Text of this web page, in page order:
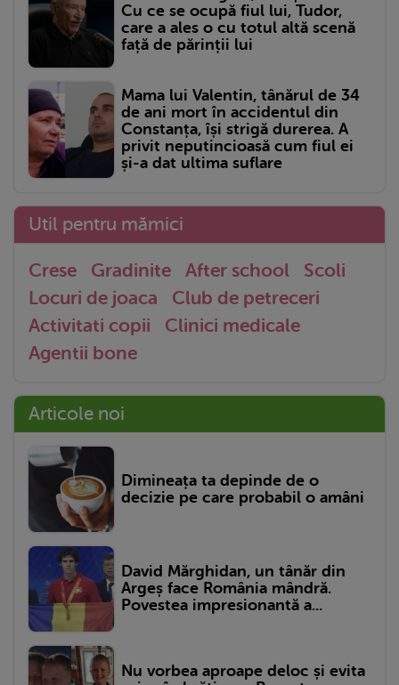
Cu ce se ocupă fiul lui, Tudor,
care a ales o cu totul altă scenă
față de părinții lui
Mama lui Valentin, tânărul de 34
de ani mort în accidentul din
Constanța, își strigă durerea. A
privit neputincioasă cum fiul ei
și-a dat ultima suflare
Util pentru mămici
Crese Gradinite After school
Scoli
Locuri de joaca
Club de petreceri
Activitati copii
Clinici medicale
Agentii bone
Articole noi
Dimineața ta depinde de o
decizie pe care probabil o amâni
David Mărghidan, un tânăr din
Argeș face România mândră.
Povestea impresionantă a...
Nu vorbea aproape deloc și evita